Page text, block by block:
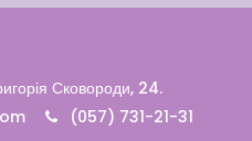
Сковороди, 24.
(057) 731-21-31